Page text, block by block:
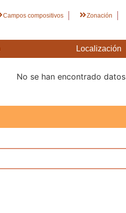
Campos compositivos Zonación
Localización
No se han encontrado datos